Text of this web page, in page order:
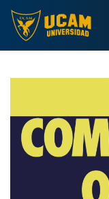
Pasar
contenido
principal